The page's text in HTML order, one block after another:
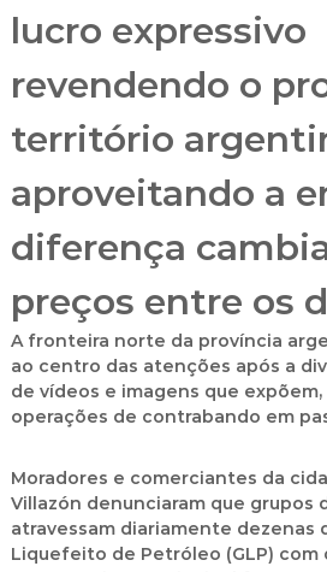
lucro expressivo
revendendo o
território
aproveitando a
diferença
preços entre os
A fronteira norte da província
ao centro das atenções após a
de vídeos e imagens que expõem,
operações de contrabando em
Moradores e comerciantes da
Villazón denunciaram que grupos
atravessam diariamente dezenas
Liquefeito de Petróleo (GLP) com